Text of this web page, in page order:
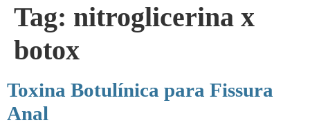
Tag: nitroglicerina x
botox
Toxina Botulínica para Fissura
Anal